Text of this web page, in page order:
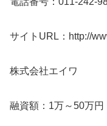
サイトURL：http://
株式会社エイワ
融資額：1万～50万円